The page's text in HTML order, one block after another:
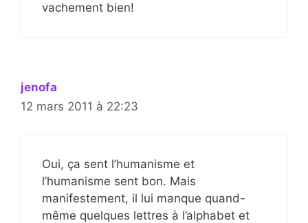
vachement bien!
jenofa
12 mars 2011 à 22:23
Oui, ça sent l’humanisme et
l’humanisme sent bon. Mais
manifestement, il lui manque quand-
même quelques lettres à l’alphabet et